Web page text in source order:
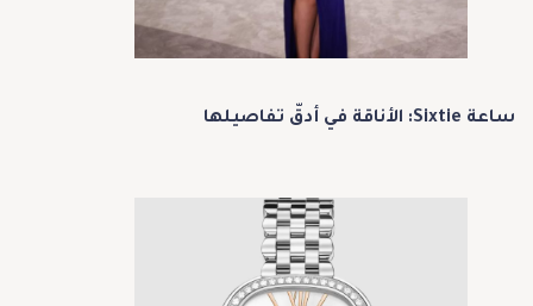
ساعة Sixtie: الأناقة في أدقّ تفاصيلها